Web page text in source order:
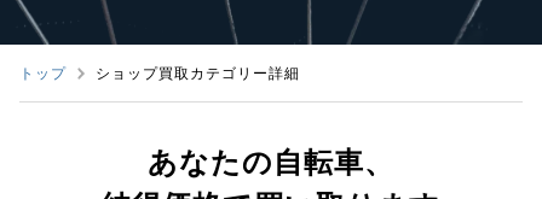
トップ ショップ買取カテゴリー詳細
あなたの自転車、